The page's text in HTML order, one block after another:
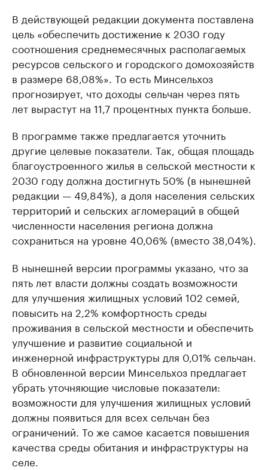
В действующей редакции документа поставлена
цель «обеспечить достижение к 2030 году
соотношения среднемесячных располагаемых
ресурсов сельского и городского домохозяйств
в размере 68,08%». То есть Минсельхоз
прогнозирует, что доходы сельчан через пять
лет вырастут на 11,7 процентных пункта больше.
В программе также предлагается уточнить
другие целевые показатели. Так, общая площадь
благоустроенного жилья в сельской местности к
2030 году должна достигнуть 50% (в нынешней
редакции — 49,84%), а доля населения сельских
территорий и сельских агломераций в общей
численности населения региона должна
сохраниться на уровне 40,06% (вместо 38,04%).
В нынешней версии программы указано, что за
пять лет власти должны создать возможности
для улучшения жилищных условий 102 семей,
повысить на 2,2% комфортность среды
проживания в сельской местности и обеспечить
улучшение и развитие социальной и
инженерной инфраструктуры для 0,01% сельчан.
В обновленной версии Минсельхоз предлагает
убрать уточняющие числовые показатели:
возможности для улучшения жилищных условий
должны появиться для всех сельчан без
ограничений. То же самое касается повышения
качества среды обитания и инфраструктуры на
селе.